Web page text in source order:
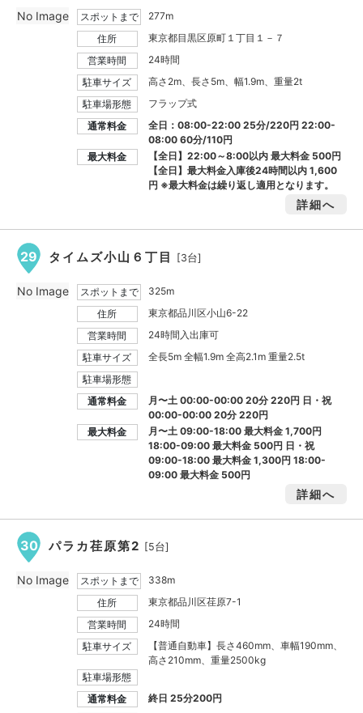
スポットまで
277m
住所
東京都目黒区原町１丁目１－７
営業時間
24時間
駐車サイズ
高さ2m、長さ5m、幅1.9m、重量2t
駐車場形態
フラップ式
通常料金
全日：08:00-22:00 25分/220円 22:00-
08:00 60分/110円
最大料金
【全日】22:00～8:00以内 最大料金 500円
【全日】最大料金入庫後24時間以内1,600
円 ※最大料金は繰り返し適用となります。
詳細へ
No Image
29 タイムズ小山６丁目 [3台]
スポットまで
325m
住所
東京都品川区小山6-22
営業時間
24時間入出庫可
駐車サイズ
全長5m 全幅1.9m 全高2.1m 重量2.5t
駐車場形態
通常料金
月〜土 00:00-00:00 20分 220円 日・祝
00:00-00:00 20分 220円
最大料金
月〜土 09:00-18:00 最大料金1,700円
18:00-09:00 最大料金 500円 日・祝
09:00-18:00 最大料金1,300円18:00-
09:00 最大料金 500円
詳細へ
No Image
30 パラカ荏原第2 [5台]
スポットまで
338m
住所
東京都品川区荏原7-1
営業時間
24時間
駐車サイズ
【普通自動車】長さ460mm、車幅190mm、
高さ210mm、重量2500kg
駐車場形態
通常料金
終日 25分200円
No Image